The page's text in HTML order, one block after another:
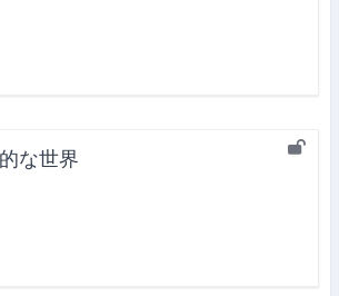
な世界